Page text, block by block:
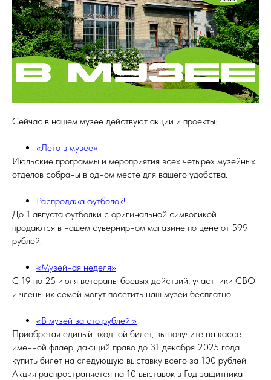
Сейчас в нашем музее действуют акции и проекты:
«Лето в музее»
Июльские программы и мероприятия всех четырех музейных
отделов собраны в одном месте для вашего удобства.
Распродажа футболок!
До 1 августа футболки с оригинальной символикой
продаются в нашем сувернирном магазине по цене от 599
рублей!
«Музейная неделя»
С 19 по 25 июля ветераны боевых действий, участники СВО
и члены их семей могут посетить наш музей бесплатно.
«В музей за сто рублей!»
Приобретая единый входной билет, вы получите на кассе
именной флаер, дающий право до 31 декабря 2025 года
купить билет на следующую выставку всего за 100 рублей.
Акция распространяется на 10 выставок в Год защитника